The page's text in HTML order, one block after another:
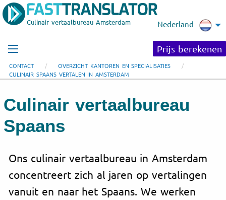
Culinair vertaalbureau Amsterdam Nederland
Prijs berekenen
CONTACT
OVERZICHT KANTOREN EN SPECIALISATIES
CULINAIR SPAANS VERTALEN IN AMSTERDAM
Culinair vertaalbureau
Spaans
Ons culinair vertaalbureau in Amsterdam
concentreert zich al jaren op vertalingen
vanuit en naar het Spaans. We werken